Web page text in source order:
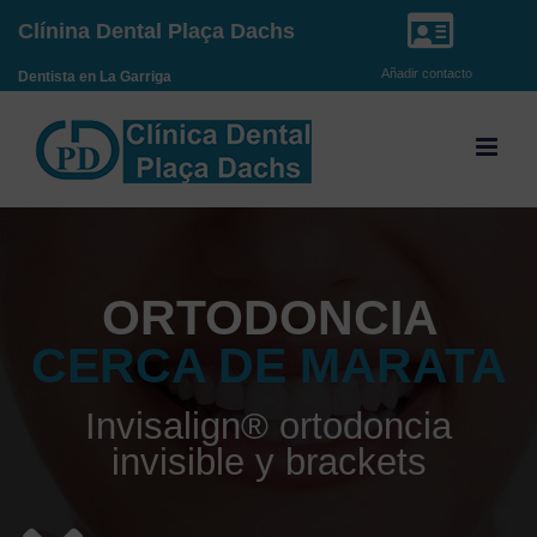
Saltar
Clínina Dental Plaça Dachs
Dentista en La Garriga Añadir contacto
ORTODONCIA
CERCA DE MARATA
Invisalign® ortodoncia
invisible y brackets